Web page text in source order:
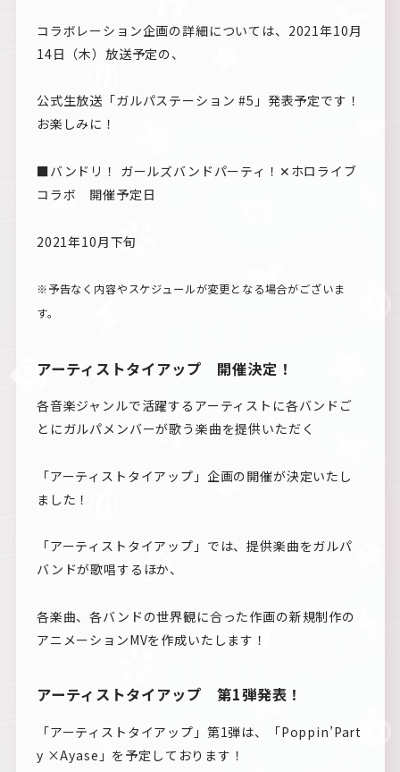
コラボレーション企画の詳細については、2021年10月
14日（木）放送予定の、
公式生放送「ガルパステーション #5」発表予定です！
お楽しみに！
■バンドリ！ ガールズバンドパーティ！✕ホロライブ
コラボ 開催予定日
2021年10月下旬
※予告なく内容やスケジュールが変更となる場合がございま
す。
アーティストタイアップ 開催決定！
各音楽ジャンルで活躍するアーティストに各バンドご
とにガルパメンバーが歌う楽曲を提供いただく
「アーティストタイアップ」企画の開催が決定いたし
ました！
「アーティストタイアップ」では、提供楽曲をガルパ
バンドが歌唱するほか、
各楽曲、各バンドの世界観に合った作画の新規制作の
アニメーションMVを作成いたします！
アーティストタイアップ 第1弾発表！
「アーティストタイアップ」第1弾は、「Poppin’Part
y ×Ayase」を予定しております！